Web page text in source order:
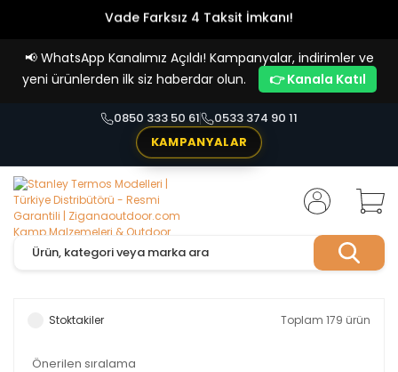
Vade Farksız 4 Taksit İmkanı!
📢 WhatsApp Kanalımız Açıldı! Kampanyalar, indirimler ve
yeni ürünlerden ilk siz haberdar olun.
👉 Kanala Katıl
0850 333 50 61
0533 374 90 11
KAMPANYALAR
Stoktakiler Toplam 179 ürün